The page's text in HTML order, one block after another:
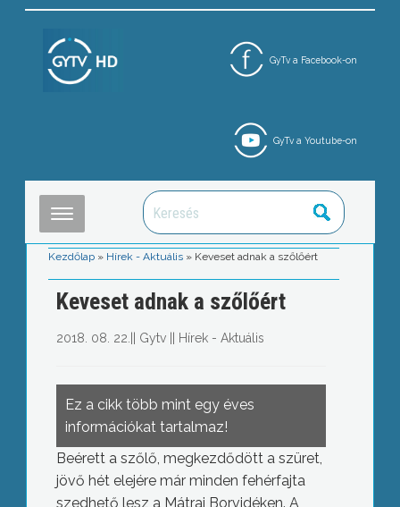
GyTv a Facebook-on
GyTv a Youtube-on
Kezdőlap » Hírek - Aktuális » Keveset adnak a szőlőért
Keveset adnak a szőlőért
2018. 08. 22. Gytv|| Hírek - Aktuális
Ez a cikk több mint egy éves
információkat tartalmaz!
Beérett a szőlő, megkezdődött a szüret,
jövő hét elejére már minden fehérfajta
szedhető lesz a Mátrai Borvidéken. A